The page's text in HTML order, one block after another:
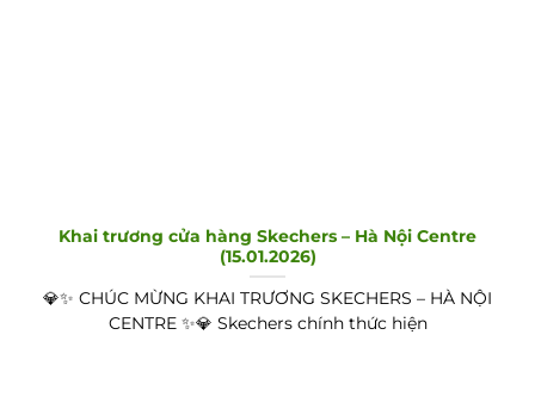
Khai trương cửa hàng Skechers – Hà Nội Centre
(15.01.2026)
💎✨ CHÚC MỪNG KHAI TRƯƠNG SKECHERS – HÀ NỘI
CENTRE ✨💎 Skechers chính thức hiện